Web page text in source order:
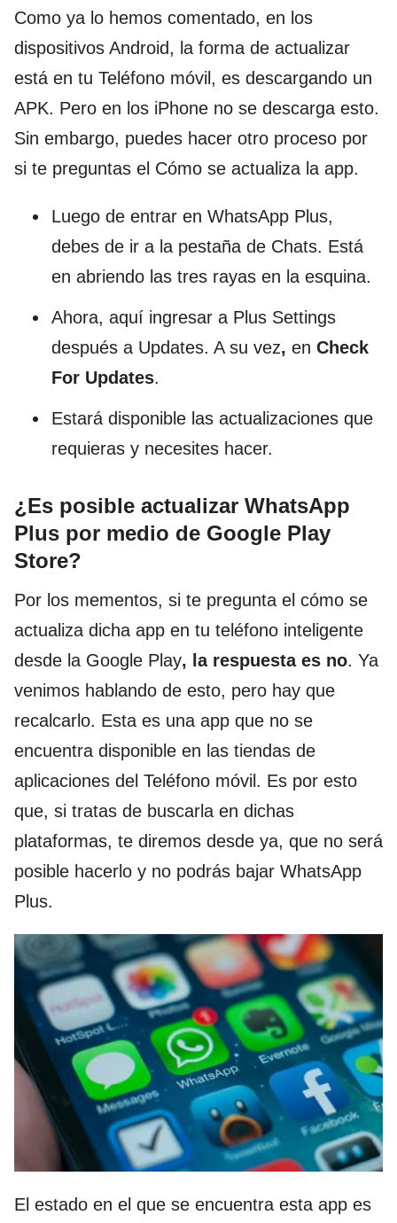
Como ya lo hemos comentado, en los
dispositivos Android, la forma de actualizar
está en tu Teléfono móvil, es descargando un
APK. Pero en los iPhone no se descarga esto.
Sin embargo, puedes hacer otro proceso por
si te preguntas el Cómo se actualiza la app.
Luego de entrar en WhatsApp Plus,
debes de ir a la pestaña de Chats. Está
en abriendo las tres rayas en la esquina.
Ahora, aquí ingresar a Plus Settings
después a Updates. A su vez, en Check
For Updates.
Estará disponible las actualizaciones que
requieras y necesites hacer.
¿Es posible actualizar WhatsApp
Plus por medio de Google Play
Store?
Por los mementos, si te pregunta el cómo se
actualiza dicha app en tu teléfono inteligente
desde la Google Play, la respuesta es no. Ya
venimos hablando de esto, pero hay que
recalcarlo. Esta es una app que no se
encuentra disponible en las tiendas de
aplicaciones del Teléfono móvil. Es por esto
que, si tratas de buscarla en dichas
plataformas, te diremos desde ya, que no será
posible hacerlo y no podrás bajar WhatsApp
Plus.
El estado en el que se encuentra esta app es